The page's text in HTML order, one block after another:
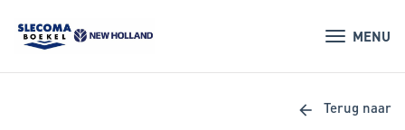
MENU
arrow_back Terug naar